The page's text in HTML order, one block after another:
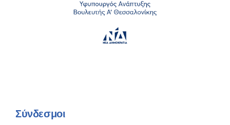
Σύνδεσμοι